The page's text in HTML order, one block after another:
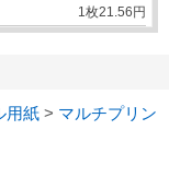
1枚21.56 円
用紙 > マルチプリン